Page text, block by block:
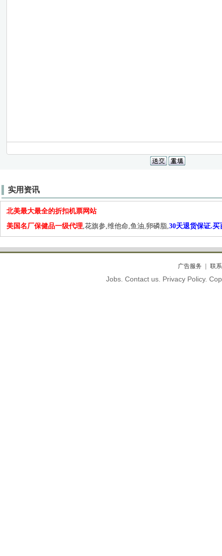
实用资讯
北美最大最全的折扣机票网站
美国名厂保健品一级代理,花旗参,维他命,鱼油,卵磷脂,30天退货保证.买
广告服务 联
Jobs. Contact us. Privacy Policy.